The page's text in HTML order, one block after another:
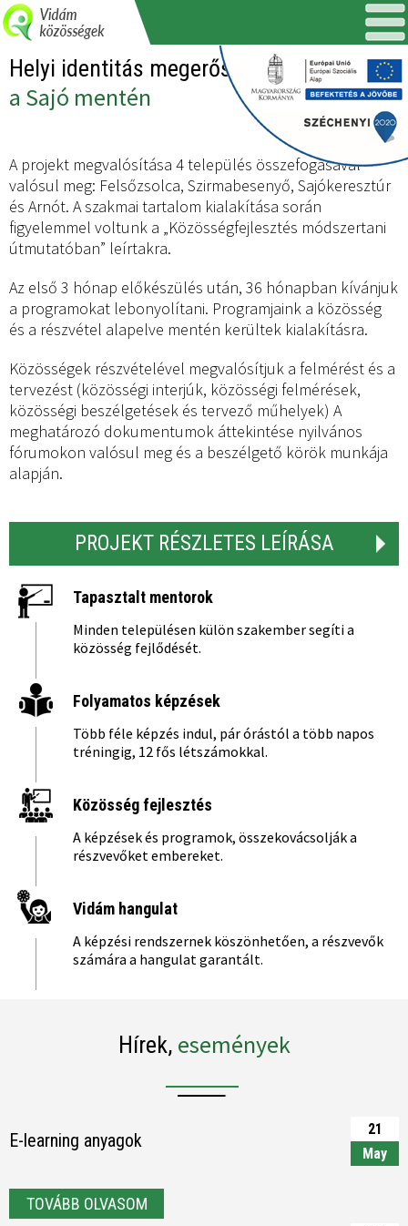
Helyi identitás megerősítése
a Sajó mentén
A projekt megvalósítása 4 település összefogásával
valósul meg: Felsőzsolca, Szirmabesenyő, Sajókeresztúr
és Arnót. A szakmai tartalom kialakítása során
figyelemmel voltunk a „Közösségfejlesztés módszertani
útmutatóban” leírtakra.
Az első 3 hónap előkészülés után, 36 hónapban kívánjuk
a programokat lebonyolítani. Programjaink a közösség
és a részvétel alapelve mentén kerültek kialakításra.
Közösségek részvételével megvalósítjuk a felmérést és a
tervezést (közösségi interjúk, közösségi felmérések,
közösségi beszélgetések és tervező műhelyek) A
meghatározó dokumentumok áttekintése nyilvános
fórumokon valósul meg és a beszélgető körök munkája
alapján.
PROJEKT RÉSZLETES LEÍRÁSA
Tapasztalt mentorok
Minden településen külön szakember segíti a
közösség fejlődését.
Folyamatos képzések
Több féle képzés indul, pár órástól a több napos
tréningig, 12 fős létszámokkal.
Közösség fejlesztés
A képzések és programok, összekovácsolják a
részvevőket embereket.
Vidám hangulat
A képzési rendszernek köszönhetően, a részvevők
számára a hangulat garantált.
Hírek, események
E-learning anyagok
21
May
TOVÁBB OLVASOM